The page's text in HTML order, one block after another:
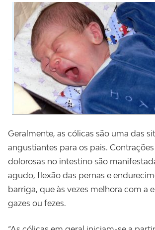
Geralmente, as cólicas são uma das
angustiantes para os pais.
dolorosas no intestino são
agudo, flexão das pernas e
barriga, que às vezes melhora com a
gazes ou fezes.